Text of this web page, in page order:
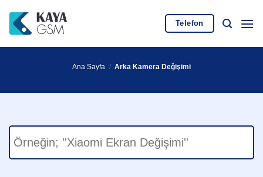
atla
Telefon
Ana Sayfa / Arka Kamera Değişimi